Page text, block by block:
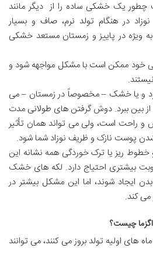
چطور یک خشکی ساده را از دیگر مانند
در هنگام تولد نرم، صاف و بسیار
در پاییز و زمستان مستعد خشکی
خود ممکن است با مشکل مواجهه شود و
و یا خشک – مخصوصاً در زمستان – می
بین ببرد. دوش گرفتن های طولانی مدت
و راحت است، ولی می تواند همان تأثیر
پوست نازک و ظریف نوزاد شما شود.
ریز یا ترک خوردگی همه نشانه این
بیشتری احتیاج دارد. لکه های خشک
ایجاد شوند، اما این مشکل بیشتر در
کند.
چیست؟
اولیه تولد بروز می کنند، می توانند